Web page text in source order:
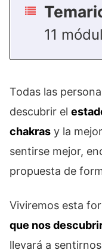
11
Todas las
descubrir el
chakras y la
sentirse mejor,
propuesta de
Viviremos esta
que nos
llevará a